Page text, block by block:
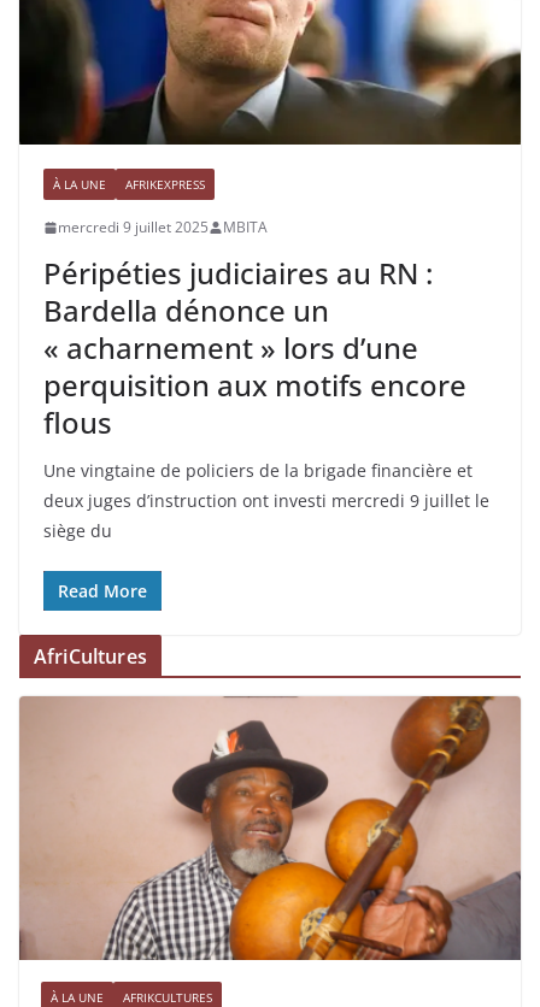
À LA UNE AFRIKEXPRESS
mercredi 9 juillet 2025 MBITA
Péripéties judiciaires au RN :
Bardella dénonce un
« acharnement » lors d’une
perquisition aux motifs encore
flous
Une vingtaine de policiers de la brigade financière et
deux juges d’instruction ont investi mercredi 9 juillet le
siège du
Read More
AfriCultures
À LA UNE AFRIKCULTURES